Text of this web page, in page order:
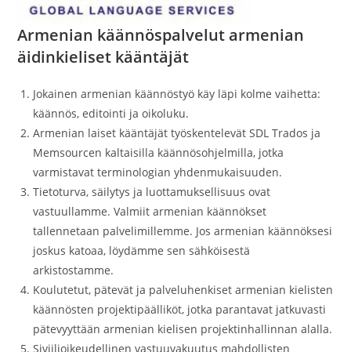
Armenian käännöspalvelut armenian
äidinkieliset kääntäjät
Jokainen armenian käännöstyö käy läpi kolme vaihetta:
käännös, editointi ja oikoluku.
Armenian laiset kääntäjät työskentelevät SDL Trados ja
Memsourcen kaltaisilla käännösohjelmilla, jotka
varmistavat terminologian yhdenmukaisuuden.
Tietoturva, säilytys ja luottamuksellisuus ovat
vastuullamme. Valmiit armenian käännökset
tallennetaan palvelimillemme. Jos armenian käännöksesi
joskus katoaa, löydämme sen sähköisestä
arkistostamme.
Koulutetut, pätevät ja palveluhenkiset armenian kielisten
käännösten projektipäälliköt, jotka parantavat jatkuvasti
pätevyyttään armenian kielisen projektinhallinnan alalla.
Siviilioikeudellinen vastuuvakuutus mahdollisten